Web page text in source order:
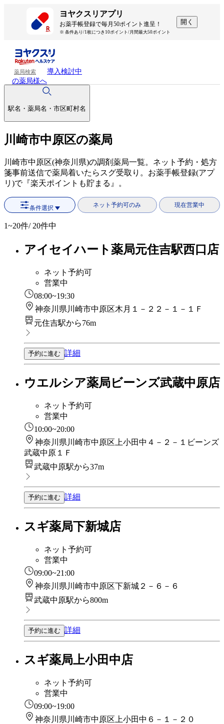
ヨヤクスリアプリ
お薬手帳登録で毎月50ポイント進呈！
※ 条件あり/1枚につき10ポイント/月間最大50ポイント
開く
薬局検索
導入検討中
の薬局様へ
駅名・薬局名・市区町村名
川崎市中原区の薬局
川崎市中原区(神奈川県)の調剤薬局一覧。ネット予約・処方
箋事前送信で薬局着いたらスグ受取り。お薬手帳登録(アプ
リ)で『楽天ポイントも貯まる』。
条件選択 ネット予約可のみ 現在営業中
1~20件/ 20件中
アイセイハート薬局元住吉駅西口店
ネット予約可
営業中
08:00~19:30
神奈川県川崎市中原区木月１－２２－１－１Ｆ
元住吉駅から76m
予約に進む 詳細
ウエルシア薬局ビーンズ武蔵中原店
ネット予約可
営業中
10:00~20:00
神奈川県川崎市中原区上小田中４－２－１ビーンズ
武蔵中原１Ｆ
武蔵中原駅から37m
予約に進む 詳細
スギ薬局下新城店
ネット予約可
営業中
09:00~21:00
神奈川県川崎市中原区下新城２－６－６
武蔵中原駅から800m
予約に進む 詳細
スギ薬局上小田中店
ネット予約可
営業中
09:00~19:00
神奈川県川崎市中原区上小田中６－１－２０